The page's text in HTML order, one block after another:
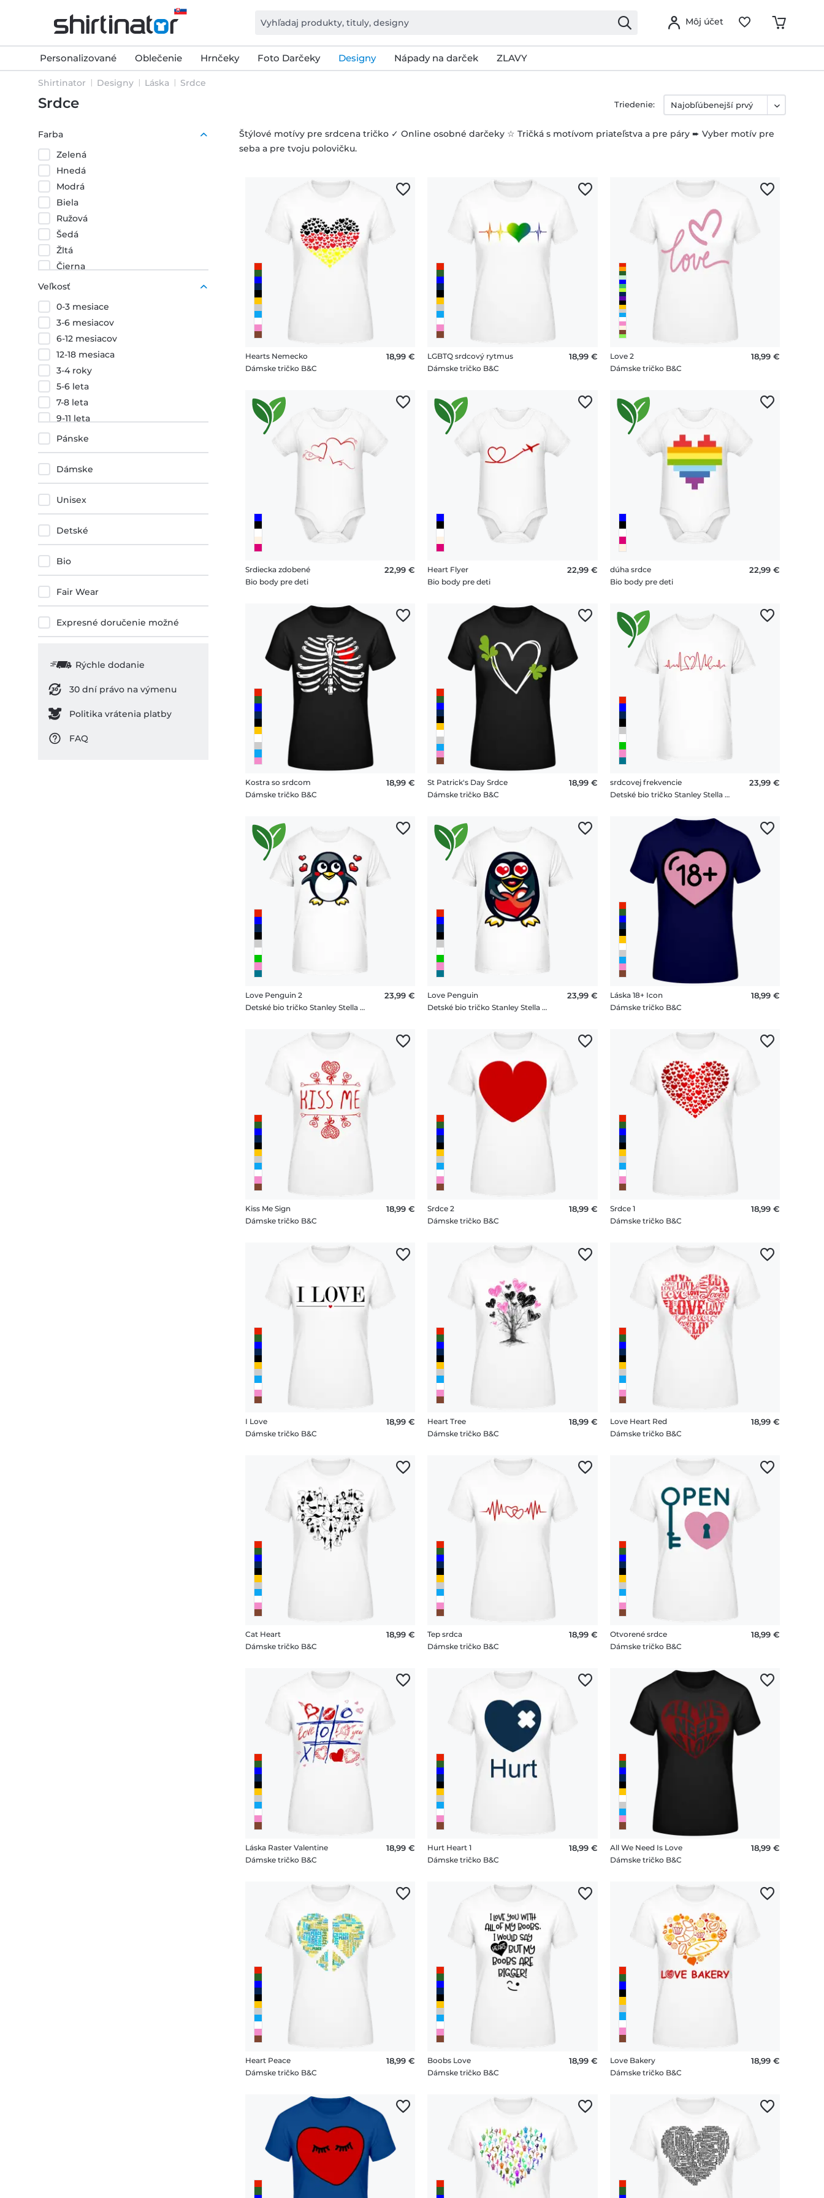
Môj účet
Personalizované Oblečenie Hrnčeky Foto Darčeky Designy Nápady na darček ZLAVY
Shirtinator Designy Láska Srdce
Srdce
Farba
Zelená
Hnedá
Modrá
Biela
Ružová
Šedá
Žltá
Čierna
Nachový
Veľkosť
0-3 mesiace
3-6 mesiacov
6-12 mesiacov
12-18 mesiaca
3-4 roky
5-6 leta
7-8 leta
9-11 leta
12-14 rokov
XS
S
M
L
XL
XXL
3XL
Pánske
Dámske
Unisex
Detské
Bio
Fair Wear
Expresné doručenie možné
Rýchle dodanie
30 dní právo na výmenu
Politika vrátenia platby
FAQ
Štýlové motívy pre srdcena tričko ✓ Online osobné darčeky ☆ Tričká s motívom priateľstva a pre páry ➨ Vyber motív pre
seba a pre tvoju polovičku.
Triedenie:
Hearts Nemecko
Dámske tričko B&C
18,99 €
LGBTQ srdcový rytmus
Dámske tričko B&C
18,99 €
Love 2
Dámske tričko B&C
18,99 €
Srdiecka zdobené
Bio body pre deti
22,99 €
Heart Flyer
Bio body pre deti
22,99 €
dúha srdce
Bio body pre deti
22,99 €
Kostra so srdcom
Dámske tričko B&C
18,99 €
St Patrick's Day Srdce
Dámske tričko B&C
18,99 €
srdcovej frekvencie
Detské bio tričko Stanley Stella 2.0
23,99 €
Love Penguin 2
Detské bio tričko Stanley Stella 2.0
23,99 €
Love Penguin
Detské bio tričko Stanley Stella 2.0
23,99 €
Láska 18+ Icon
Dámske tričko B&C
18,99 €
Kiss Me Sign
Dámske tričko B&C
18,99 €
Srdce 2
Dámske tričko B&C
18,99 €
Srdce 1
Dámske tričko B&C
18,99 €
I Love
Dámske tričko B&C
18,99 €
Heart Tree
Dámske tričko B&C
18,99 €
Love Heart Red
Dámske tričko B&C
18,99 €
Cat Heart
Dámske tričko B&C
18,99 €
Tep srdca
Dámske tričko B&C
18,99 €
Otvorené srdce
Dámske tričko B&C
18,99 €
Láska Raster Valentine
Dámske tričko B&C
18,99 €
Hurt Heart 1
Dámske tričko B&C
18,99 €
All We Need Is Love
Dámske tričko B&C
18,99 €
Heart Peace
Dámske tričko B&C
18,99 €
Boobs Love
Dámske tričko B&C
18,99 €
Love Bakery
Dámske tričko B&C
18,99 €